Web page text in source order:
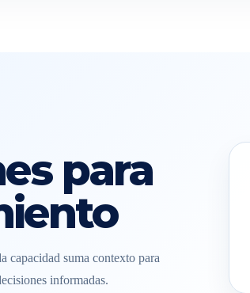
para
capacidad suma contexto para
informadas.